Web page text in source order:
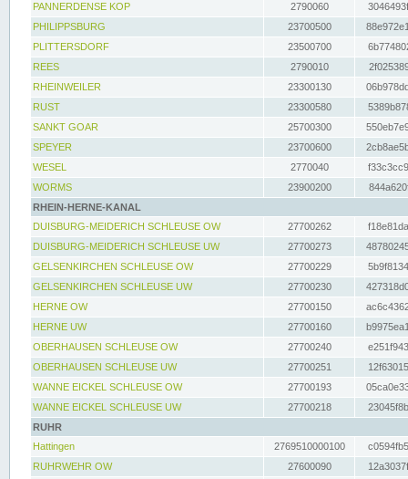
PANNERDENSE KOP
2790060
PHILIPPSBURG
23700500
PLITTERSDORF
23500700
REES
2790010
RHEINWEILER
23300130
RUST
23300580
SANKT GOAR
25700300
SPEYER
23700600
WESEL
2770040
WORMS
23900200
RHEIN-HERNE-KANAL
DUISBURG-MEIDERICH SCHLEUSE OW
27700262
DUISBURG-MEIDERICH SCHLEUSE UW
27700273
GELSENKIRCHEN SCHLEUSE OW
27700229
GELSENKIRCHEN SCHLEUSE UW
27700230
HERNE OW
27700150
HERNE UW
27700160
OBERHAUSEN SCHLEUSE OW
27700240
OBERHAUSEN SCHLEUSE UW
27700251
WANNE EICKEL SCHLEUSE OW
27700193
WANNE EICKEL SCHLEUSE UW
27700218
RUHR
Hattingen
2769510000100
RUHRWEHR OW
27600090